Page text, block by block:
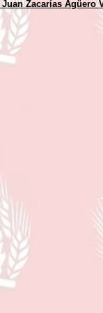
Juan Zacarías Agüero